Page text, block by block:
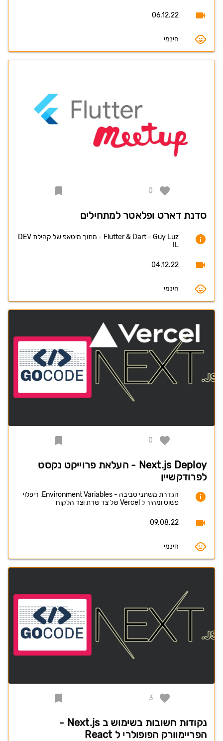
06.12.22
חינמי
0
סדנת דארט ופלאטר למתחילים
Flutter & Dart - Guy Luz - מתוך מיטאפ של קהילת DEV
IL
04.12.22
חינמי
0
Next.js Deploy - העלאת פרוייקט נקסט
לפרודקשיין
הגדרת משתני סביבה - Environment Variables, דיפלוי
פשוט ומהיר ל Vercel של צד שרת וצד הלקוח
09.08.22
חינמי
3
נקודות חשובות בשימוש ב Next.js -
הפריימוורק הפופולרי ל React